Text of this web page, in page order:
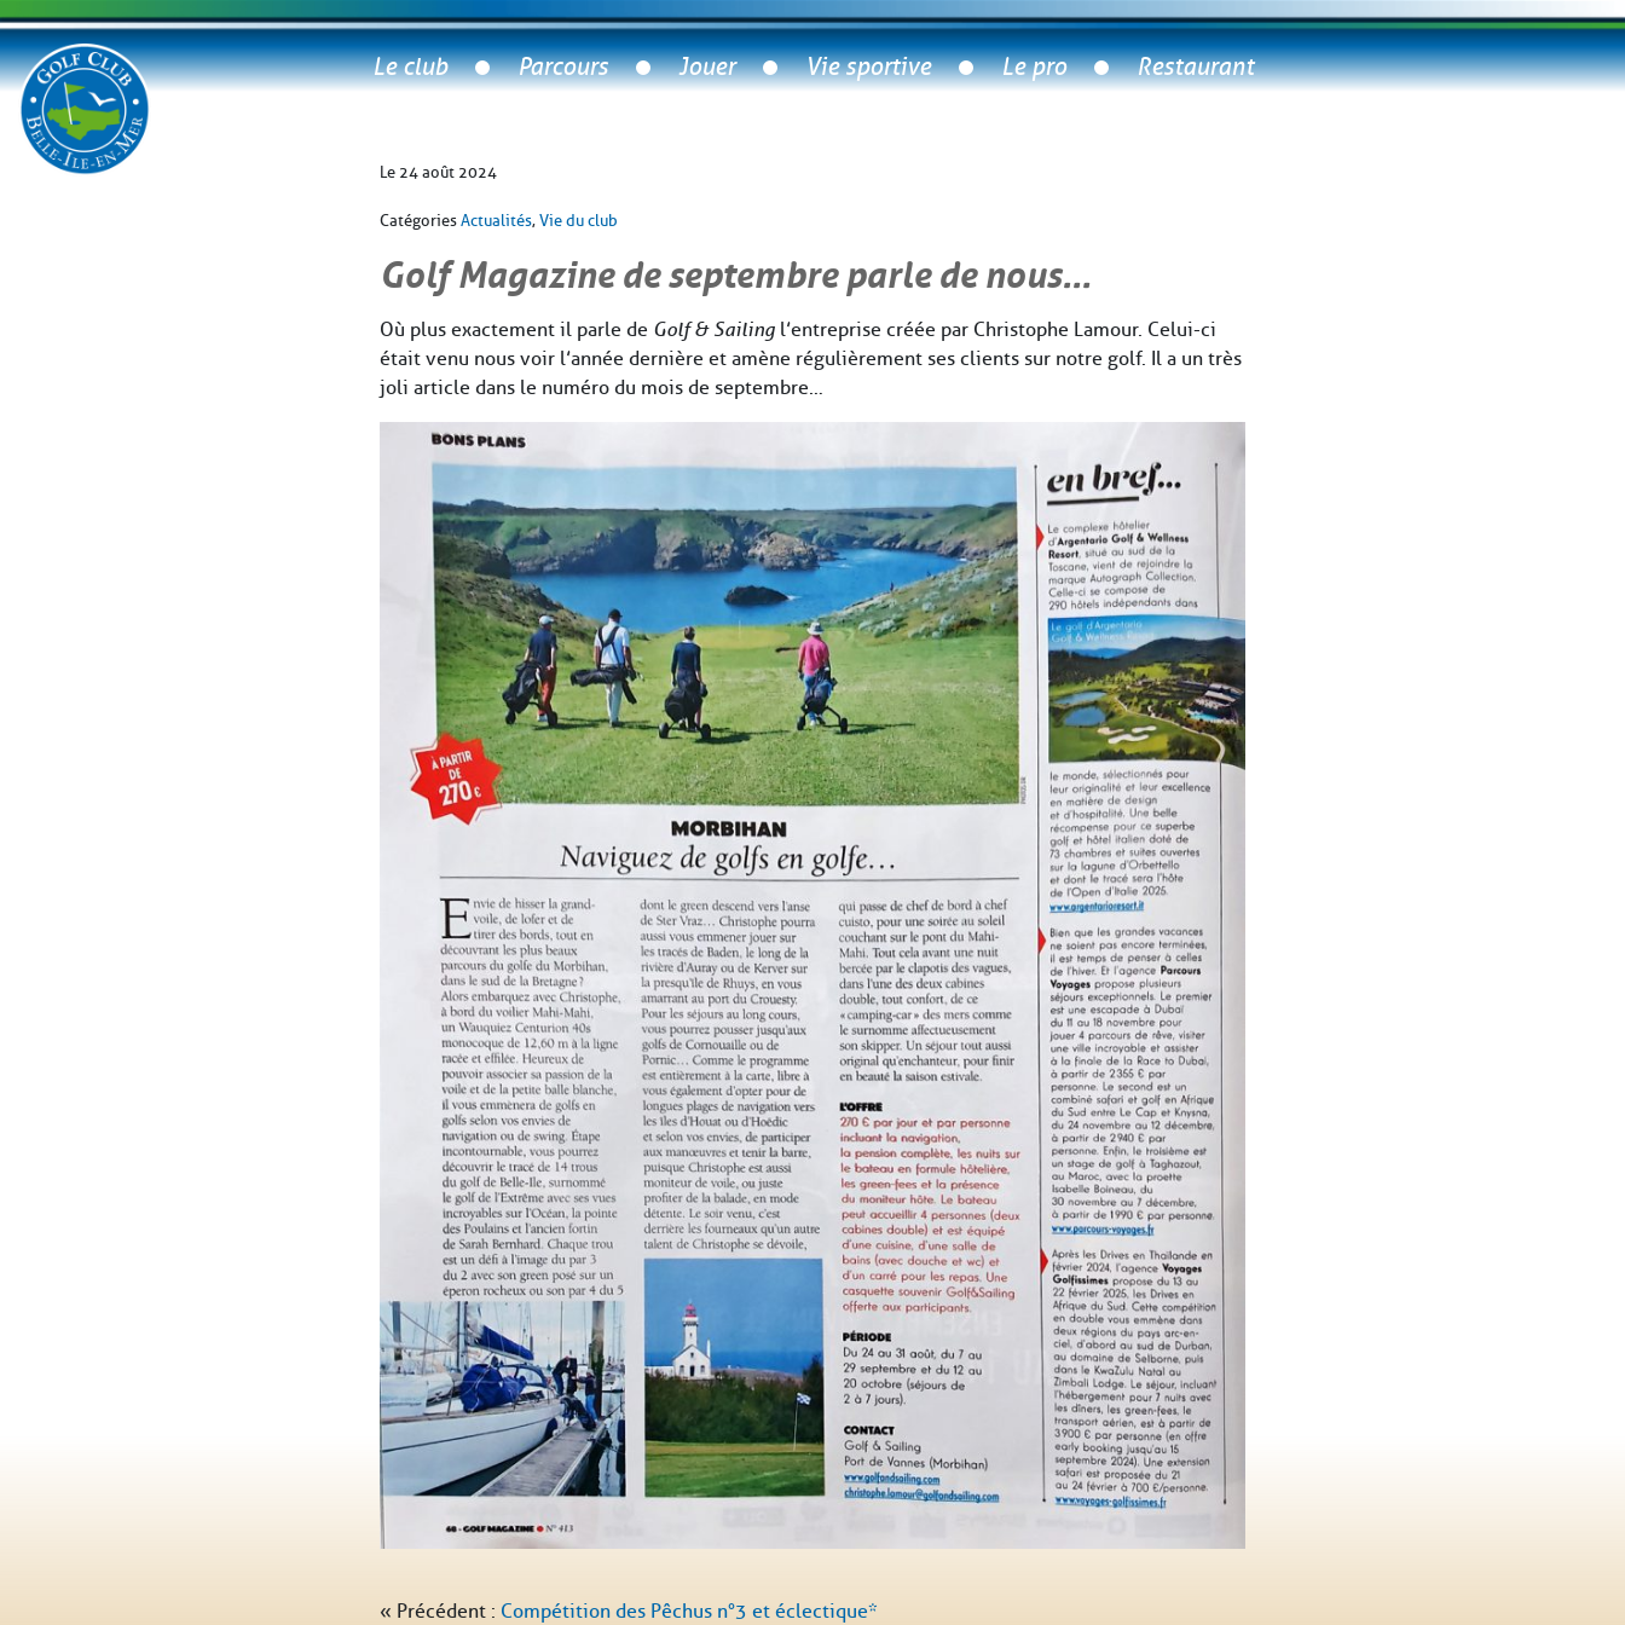
Le club Parcours Jouer Vie sportive Le pro Restaurant
Le 24 août 2024
Catégories Actualités, Vie du club
Golf Magazine de septembre parle de nous…
Où plus exactement il parle de Golf & Sailingl’entreprise créée par Christophe Lamour. Celui-ci
était venu nous voir l’année dernière et amène régulièrement ses clients sur notre golf. Il a un très
joli article dans le numéro du mois de septembre…
« Précédent : Compétition des Pêchus n°3 et éclectique*